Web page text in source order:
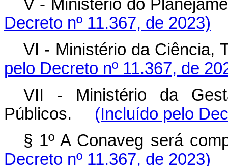
V - Ministério do
Decreto nº 11.367, de 2023)
VI - Ministério da
pelo Decreto nº 11.367, de
VII - Ministério da
Públicos. (Incluído pelo
§ 1º A Conaveg será
Decreto nº 11.367, de 2023)